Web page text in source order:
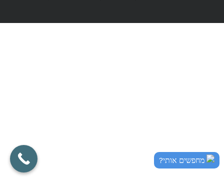
מחפשים אותי?